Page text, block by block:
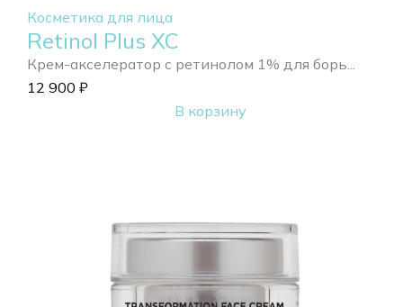
Косметика для лица
Retinol Plus XC
Крем-акселератор с ретинолом 1% для борь...
12 900 ₽
В корзину